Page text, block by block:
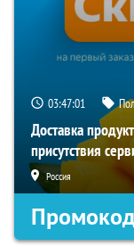
03:47:01
Доставка
присутствия
Россия